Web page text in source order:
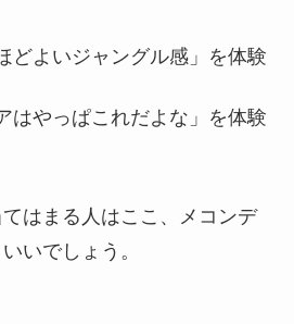
どよいジャングル感」を体験
はやっぱこれだよな」を体験
てはまる人はここ、メコンデ
いでしょう。